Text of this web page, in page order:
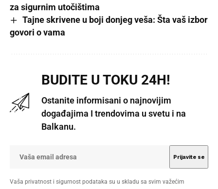
za sigurnim utočištima
Tajne skrivene u boji donjeg veša: Šta vaš izbor
govori o vama
BUDITE U TOKU 24H!
Ostanite informisani o najnovijim
događajima I trendovima u svetu i na
Balkanu.
Vaša privatnost i sigurnost podataka su u skladu sa svim važećim